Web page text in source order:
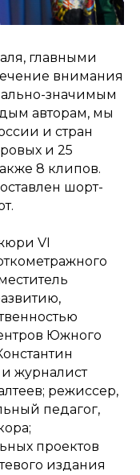
главными
внимания
значимым
авторам, мы
и стран
и 25
8 клипов.
шорт-
VI
Южного
журналист
режиссер,
педагог,
проектов
издания